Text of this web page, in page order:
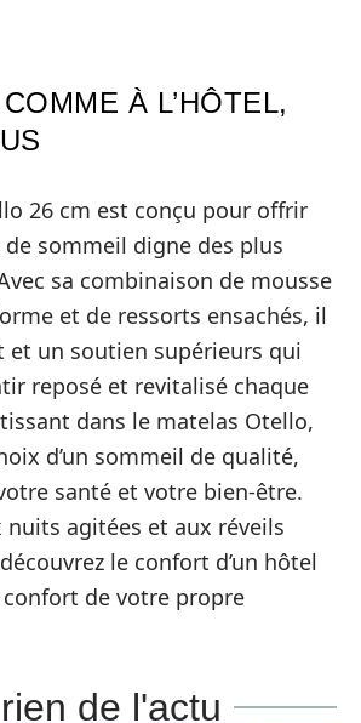
À L’HÔTEL,
26 cm est conçu pour offrir
sommeil digne des plus
sa combinaison de mousse
et de ressorts ensachés, il
et un soutien supérieurs qui
reposé et revitalisé chaque
dans le matelas Otello,
d’un sommeil de qualité,
santé et votre bien-être.
nuits agitées et aux réveils
le confort d’un hôtel
de votre propre
de l'actu